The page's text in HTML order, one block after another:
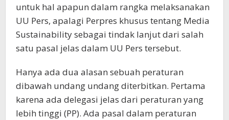
untuk hal apapun dalam rangka melaksanakan
UU Pers, apalagi Perpres khusus tentang Media
Sustainability sebagai tindak lanjut dari salah
satu pasal jelas dalam UU Pers tersebut.
Hanya ada dua alasan sebuah peraturan
dibawah undang undang diterbitkan. Pertama
karena ada delegasi jelas dari peraturan yang
lebih tinggi (PP). Ada pasal dalam peraturan